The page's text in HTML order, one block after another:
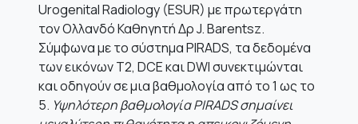
Urogenital Radiology (ESUR) με πρωτεργάτη
τον Ολλανδό Καθηγητή Δρ J. Barentsz.
Σύμφωνα με το σύστημα PIRADS, τα δεδομένα
των εικόνων Τ2, DCE και DWI συνεκτιμώνται
και οδηγούν σε μια βαθμολογία από το 1 ως το
5. Υψηλότερη βαθμολογίαPIRADS σημαίνει